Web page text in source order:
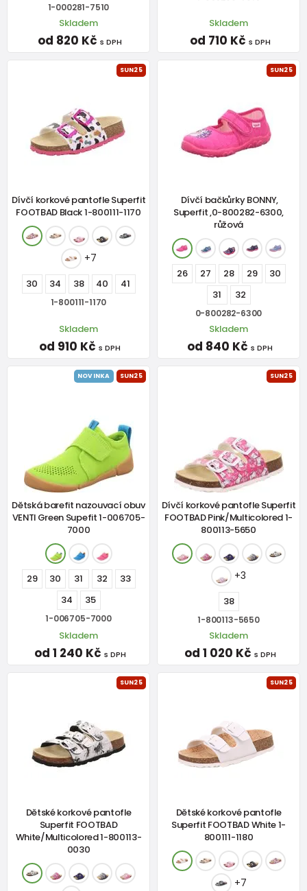
1-000281-7510
Skladem
od 820 Kč s DPH
Skladem
od 710 Kč s DPH
SUN25
Dívčí korkové pantofle Superfit
FOOTBAD Black 1-800111-1170
+7
30 34 38 40 41
1-800111-1170
Skladem
od 910 Kč s DPH
SUN25
Dívčí bačkůrky BONNY,
Superfit ,0-800282-6300,
růžová
26 27 28 29
30
31
32
0-800282-6300
Skladem
od 840 Kč s DPH
NOVINKA SUN25
Dětská barefit nazouvací obuv
VENTI Green Supefit 1-006705-
7000
29 30 31 32
33
34
35
1-006705-7000
Skladem
od 1 240 Kč s DPH
SUN25
Dívčí korkové pantofle Superfit
FOOTBAD Pink/Multicolored 1-
800113-5650
+3
38
1-800113-5650
Skladem
od 1 020 Kč s DPH
SUN25
Dětské korkové pantofle
Superfit FOOTBAD
White/Multicolored 1-800113-
0030
SUN25
Dětské korkové pantofle
Superfit FOOTBAD White 1-
800111-1180
+7